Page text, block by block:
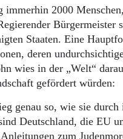
2000
Bürgermeister
Staaten. Eine
deren
wies in der „Welt“
gefördert würden:
genau so, wie sie durch
Deutschland, die EU
zum